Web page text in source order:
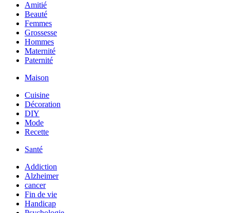
Amitié
Beauté
Femmes
Grossesse
Hommes
Maternité
Paternité
Maison
Cuisine
Décoration
DIY
Mode
Recette
Santé
Addiction
Alzheimer
cancer
Fin de vie
Handicap